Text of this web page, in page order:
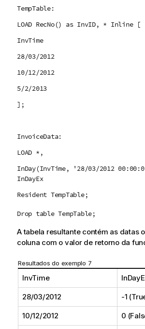
TempTable:
LOAD RecNo() as InvID, * Inline [
InvTime
28/03/2012
10/12/2012
5/2/2013
];
InvoiceData:
LOAD *,
InDay(InvTime, '28/03/2012
InDayEx
Resident TempTable;
Drop table TempTable;
A tabela resultante contém as datas
coluna com o valor de retorno da
Resultados do exemplo 7
InvTime
28/03/2012 -1
10/12/2012 0